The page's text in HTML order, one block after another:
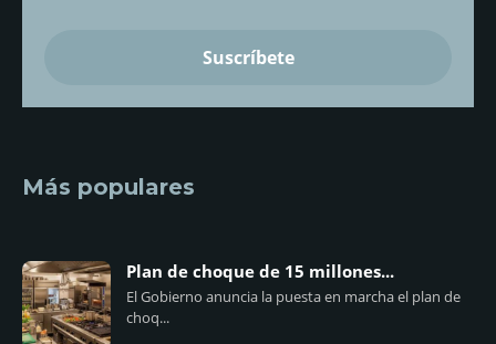
Más populares
Plan de choque de 15 millones...
El Gobierno anuncia la puesta en marcha el plan de
choq...